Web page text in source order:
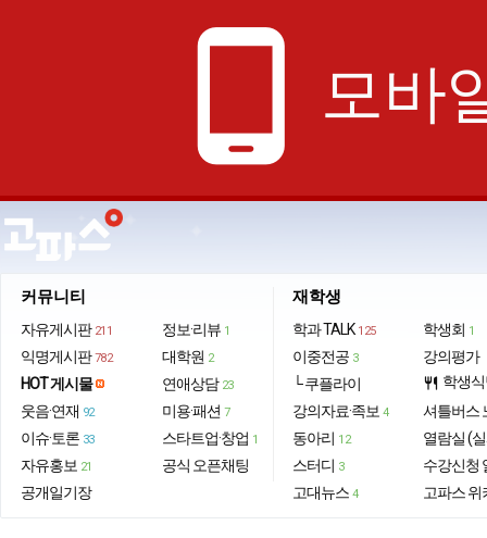
phone_android 모바
커뮤니티
자유게시판 211
익명게시판 782
HOT 게시물
웃음·연재 92
이슈·토론 33
자유홍보 21
공개일기장
정보·리뷰 1
대학원 2
연애상담 23
미용·패션 7
스타트업·창업 1
공식 오픈채팅
재학생
학과 TALK 125
이중전공 3
└ 쿠플라이
강의자료·족보 4
동아리 12
스터디 3
고대뉴스 4
학생회 1
강의평가
restaurant 학생
셔틀버스
열람실 (
수강신청
고파스 위